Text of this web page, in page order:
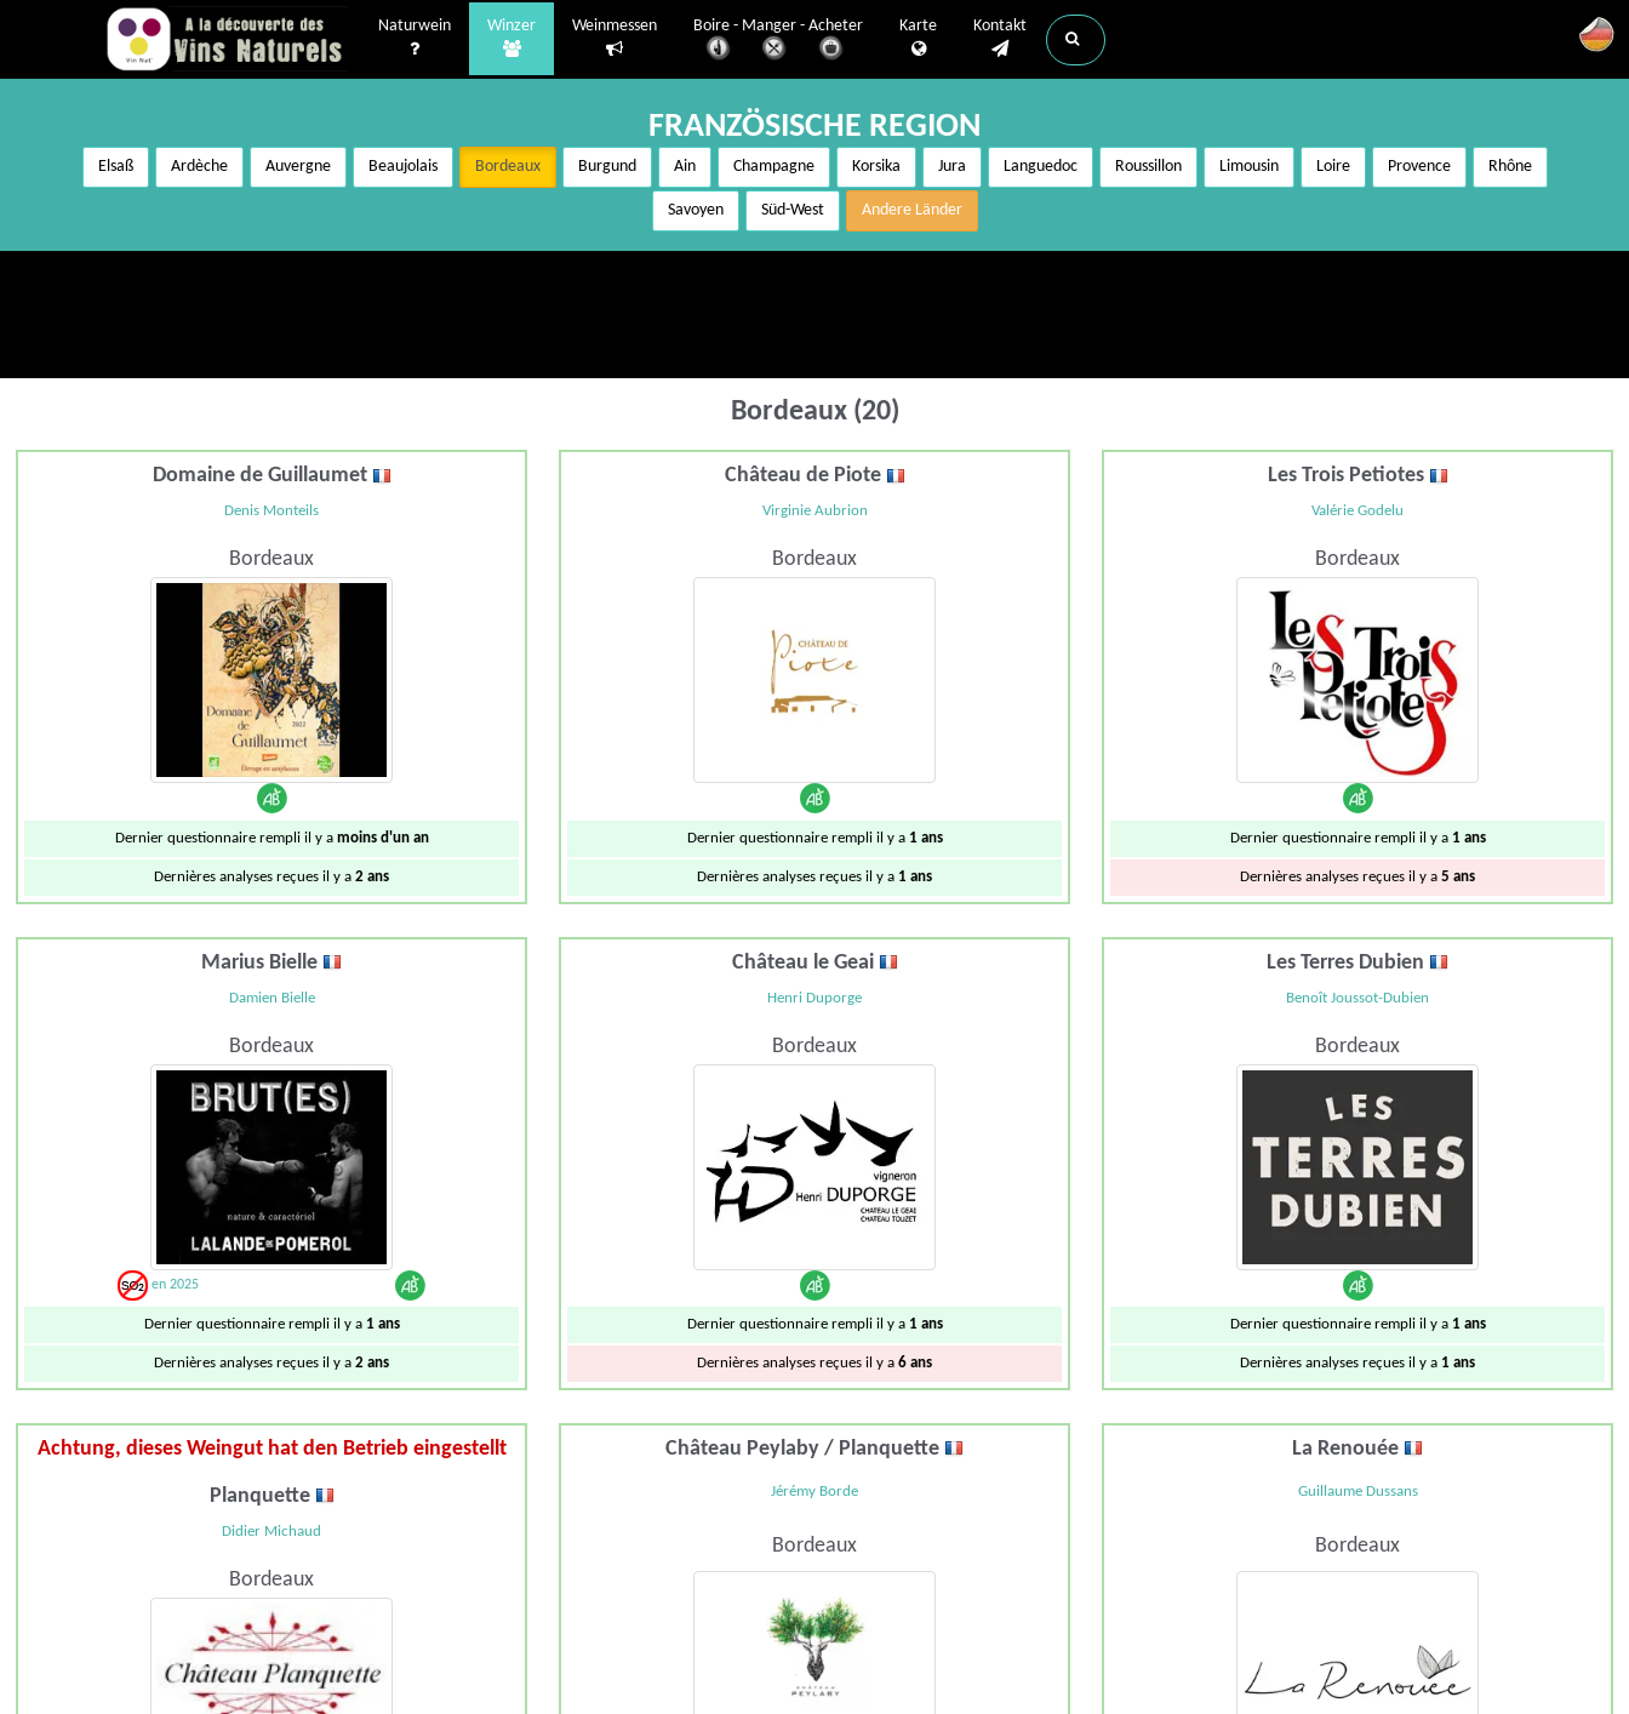
Naturwein Winzer Weinmessen Boire - Manger - Acheter Karte Kontakt
FRANZÖSISCHE REGION
Elsaß Ardèche Auvergne Beaujolais Bordeaux Burgund Ain Champagne Korsika Jura Languedoc Roussillon Limousin Loire Provence Rhône
Savoyen Süd-West Andere Länder
Bordeaux (20)
Domaine de Guillaumet
Denis Monteils
Bordeaux
Dernier questionnaire rempli il y a moins d'un an
Dernières analyses reçues il y a 2 ans
Château de Piote
Virginie Aubrion
Bordeaux
Dernier questionnaire rempli il y a 1 ans
Dernières analyses reçues il y a 1 ans
Les Trois Petiotes
Valérie Godelu
Bordeaux
Dernier questionnaire rempli il y a 1 ans
Dernières analyses reçues il y a 5 ans
Marius Bielle
Damien Bielle
Bordeaux
en 2025
Dernier questionnaire rempli il y a 1 ans
Dernières analyses reçues il y a 2 ans
Château le Geai
Henri Duporge
Bordeaux
Dernier questionnaire rempli il y a 1 ans
Dernières analyses reçues il y a 6 ans
Les Terres Dubien
Benoît Joussot-Dubien
Bordeaux
Dernier questionnaire rempli il y a 1 ans
Dernières analyses reçues il y a 1 ans
Achtung, dieses Weingut hat den Betrieb eingestellt
Planquette
Didier Michaud
Bordeaux
Château Peylaby / Planquette
Jérémy Borde
Bordeaux
La Renouée
Guillaume Dussans
Bordeaux